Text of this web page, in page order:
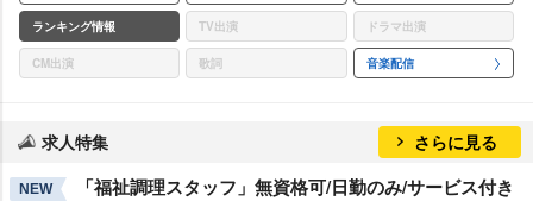
ランキング情報 TV出演 ドラマ出演
CM出演 歌詞 音楽配信
求人特集 さらに見る
NEW
「福祉調理スタッフ」無資格可/日勤のみ/サービス付き